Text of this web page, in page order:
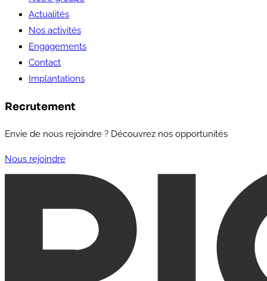
Actualités
Nos activités
Engagements
Contact
Implantations
Recrutement
Envie de nous rejoindre ? Découvrez nos opportunités
Nous rejoindre